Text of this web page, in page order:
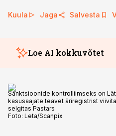
Kuula Jaga Salvesta
Loe AI kokkuvõtet
Sanktsioonide kontrolliimseks on
kasusaajate teavet äriregistrist
selgitas Pastars
Foto: Leta/Scanpix